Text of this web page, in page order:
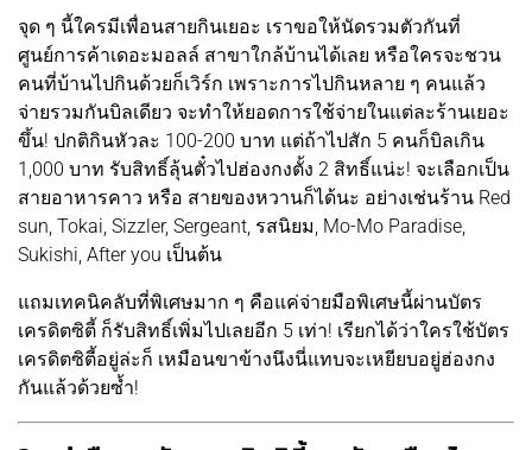
จุด ๆ นี้ใครมีเพื่อนสายกินเยอะ เราขอให้นัดรวมตัวกันที่
ศูนย์การค้าเดอะมอลล์ สาขาใกล้บ้านได้เลย หรือใครจะชวน
คนที่บ้านไปกินด้วยก็เวิร์ก เพราะการไปกินหลาย ๆ คนแล้ว
จ่ายรวมกันบิลเดียว จะทำให้ยอดการใช้จ่ายในแต่ละร้านเยอะ
ขึ้น! ปกติกินหัวละ 100-200 บาท แต่ถ้าไปสัก 5 คนก็บิลเกิน
1,000 บาท รับสิทธิ์ลุ้นตั๋วไปฮ่องกงตั้ง 2 สิทธิ์แน่ะ! จะเลือกเป็น
สายอาหารคาว หรือ สายของหวานก็ได้นะ อย่างเช่นร้าน Red
sun, Tokai, Sizzler, Sergeant, รสนิยม, Mo-Mo Paradise,
Sukishi, After you เป็นต้น
แถมเทคนิคลับที่พิเศษมาก ๆ คือแค่จ่ายมือพิเศษนี้ผ่านบัตร
เครดิตซิตี้ ก็รับสิทธิ์เพิ่มไปเลยอีก 5 เท่า! เรียกได้ว่าใครใช้บัตร
เครดิตซิตี้อยู่ล่ะก็ เหมือนขาข้างนึงนี่แทบจะเหยียบอยู่ฮ่องกง
กันแล้วด้วยซ้ำ!